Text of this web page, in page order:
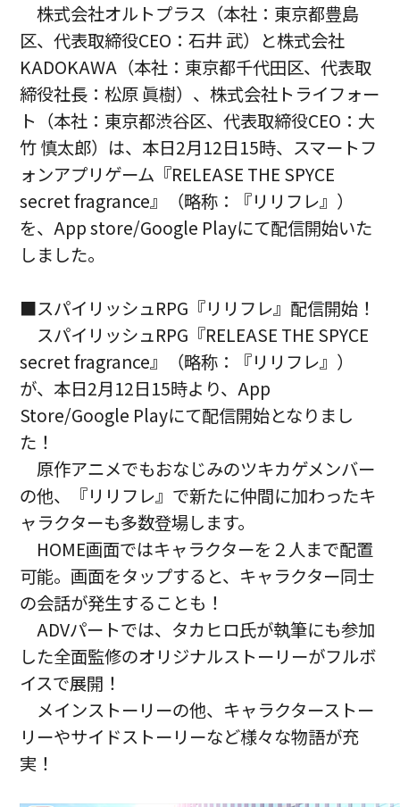
株式会社オルトプラス（本社：東京都豊島
区、代表取締役CEO：石井 武）と株式会社
KADOKAWA（本社：東京都千代田区、代表取
締役社長：松原 眞樹）、株式会社トライフォー
ト（本社：東京都渋谷区、代表取締役CEO：大
竹 慎太郎）は、本日2月12日15時、スマートフ
ォンアプリゲーム『RELEASE THE SPYCE
secret fragrance』（略称：『リリフレ』）
を、App store/Google Playにて配信開始いた
しました。
■スパイリッシュRPG『リリフレ』配信開始！
スパイリッシュRPG『RELEASE THE SPYCE
secret fragrance』（略称：『リリフレ』）
が、本日2月12日15時より、App
Store/Google Playにて配信開始となりまし
た！
原作アニメでもおなじみのツキカゲメンバー
の他、『リリフレ』で新たに仲間に加わったキ
ャラクターも多数登場します。
HOME画面ではキャラクターを２人まで配置
可能。画面をタップすると、キャラクター同士
の会話が発生することも！
ADVパートでは、タカヒロ氏が執筆にも参加
した全面監修のオリジナルストーリーがフルボ
イスで展開！
メインストーリーの他、キャラクターストー
リーやサイドストーリーなど様々な物語が充
実！